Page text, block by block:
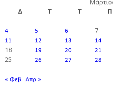
Δ
Τ Τ Π
4 5 6 7
11 12 13 14
18
19 20 21
25
26 27 28
« Φεβ Απρ »